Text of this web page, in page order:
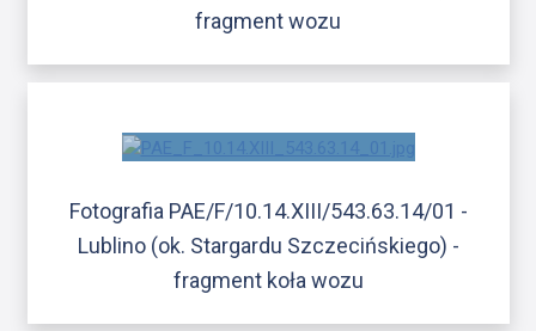
fragment wozu
Fotografia PAE/F/10.14.XIII/543.63.14/01 -
Lublino (ok. Stargardu Szczecińskiego) -
fragment koła wozu